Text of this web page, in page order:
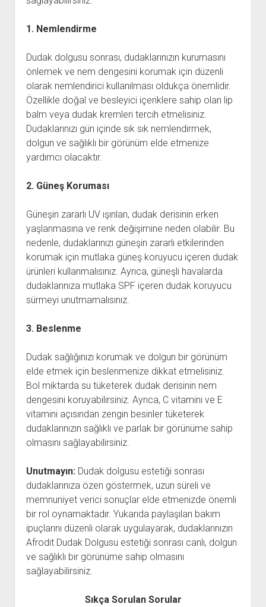
1. Nemlendirme
Dudak dolgusu sonrası, dudaklarınızın kurumasını
önlemek ve nem dengesini korumak için düzenli
olarak nemlendirici kullanılması oldukça önemlidir.
Özellikle doğal ve besleyici içeriklere sahip olan lip
balm veya dudak kremleri tercih etmelisiniz.
Dudaklarınızı gün içinde sık sık nemlendirmek,
dolgun ve sağlıklı bir görünüm elde etmenize
yardımcı olacaktır.
2. Güneş Koruması
Güneşin zararlı UV ışınları, dudak derisinin erken
yaşlanmasına ve renk değişimine neden olabilir. Bu
nedenle, dudaklarınızı güneşin zararlı etkilerinden
korumak için mutlaka güneş koruyucu içeren dudak
ürünleri kullanmalısınız. Ayrıca, güneşli havalarda
dudaklarınıza mutlaka SPF içeren dudak koruyucu
sürmeyi unutmamalısınız.
3. Beslenme
Dudak sağlığınızı korumak ve dolgun bir görünüm
elde etmek için beslenmenize dikkat etmelisiniz.
Bol miktarda su tüketerek dudak derisinin nem
dengesini koruyabilirsiniz. Ayrıca, C vitamini ve E
vitamini açısından zengin besinler tüketerek
dudaklarınızın sağlıklı ve parlak bir görünüme sahip
olmasını sağlayabilirsiniz.
Unutmayın: Dudak dolgusu estetiği sonrası
dudaklarınıza özen göstermek, uzun süreli ve
memnuniyet verici sonuçlar elde etmenizde önemli
bir rol oynamaktadır. Yukarıda paylaşılan bakım
ipuçlarını düzenli olarak uygulayarak, dudaklarınızın
Afrodit Dudak Dolgusu estetiği sonrası canlı, dolgun
ve sağlıklı bir görünüme sahip olmasını
sağlayabilirsiniz.
Sıkça Sorulan Sorular